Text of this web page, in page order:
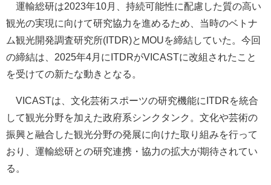
運輸総研は2023年10月、持続可能性に配慮した質の高い
観光の実現に向けて研究協力を進めるため、当時のベトナ
ム観光開発調査研究所(ITDR)とMOUを締結していた。今回
の締結は、2025年4月にITDRがVICASTに改組されたこと
を受けての新たな動きとなる。
VICASTは、文化芸術スポーツの研究機能にITDRを統合
して観光分野を加えた政府系シンクタンク。文化や芸術の
振興と融合した観光分野の発展に向けた取り組みを行って
おり、運輸総研との研究連携・協力の拡大が期待されてい
る。